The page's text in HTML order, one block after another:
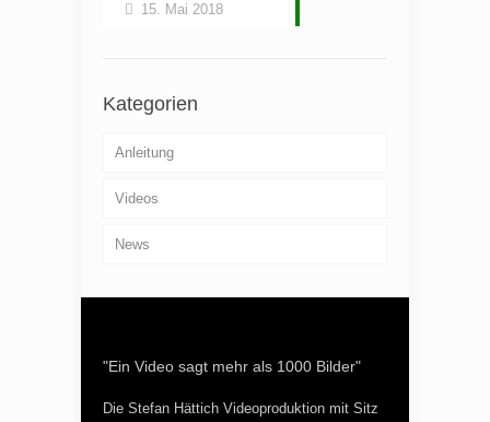
15. Mai 2018
Kategorien
Anleitung
Videos
News
"Ein Video sagt mehr als 1000 Bilder"
Die Stefan Hättich Videoproduktion mit Sitz